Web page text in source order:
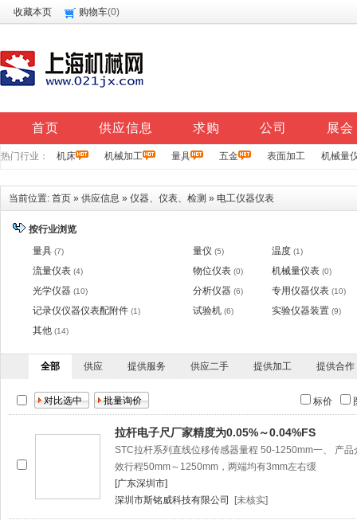
收藏本页 购物车(0)
首页 供应信息 求购 公司 展会
热门行业： 机床 机械加工 量具 五金 表面加工 机械量
当前位置: 首页 » 供应信息 » 仪器、仪表、检测 » 电工仪器仪表
按行业浏览
量具 (7) 量仪 (5) 温度 (1)
流量仪表 (4) 物位仪表 (0) 机械量仪表 (0)
光学仪器 (10) 分析仪器 (6) 专用仪器仪表 (10)
记录仪仪器仪表配附件 (1) 试验机 (6) 实验仪器装置 (9)
其他 (14)
全部 供应 提供服务 供应二手 提供加工 提供合作
标价
拉杆电子尺厂家精度为0.05%～0.04%FS
STC拉杆系列直线位移传感器量程 50-1250mm一、 产
效行程50mm～1250mm，两端均有3mm左右缓
[广东深圳市]
深圳市斯铭威科技有限公司
[未核实]